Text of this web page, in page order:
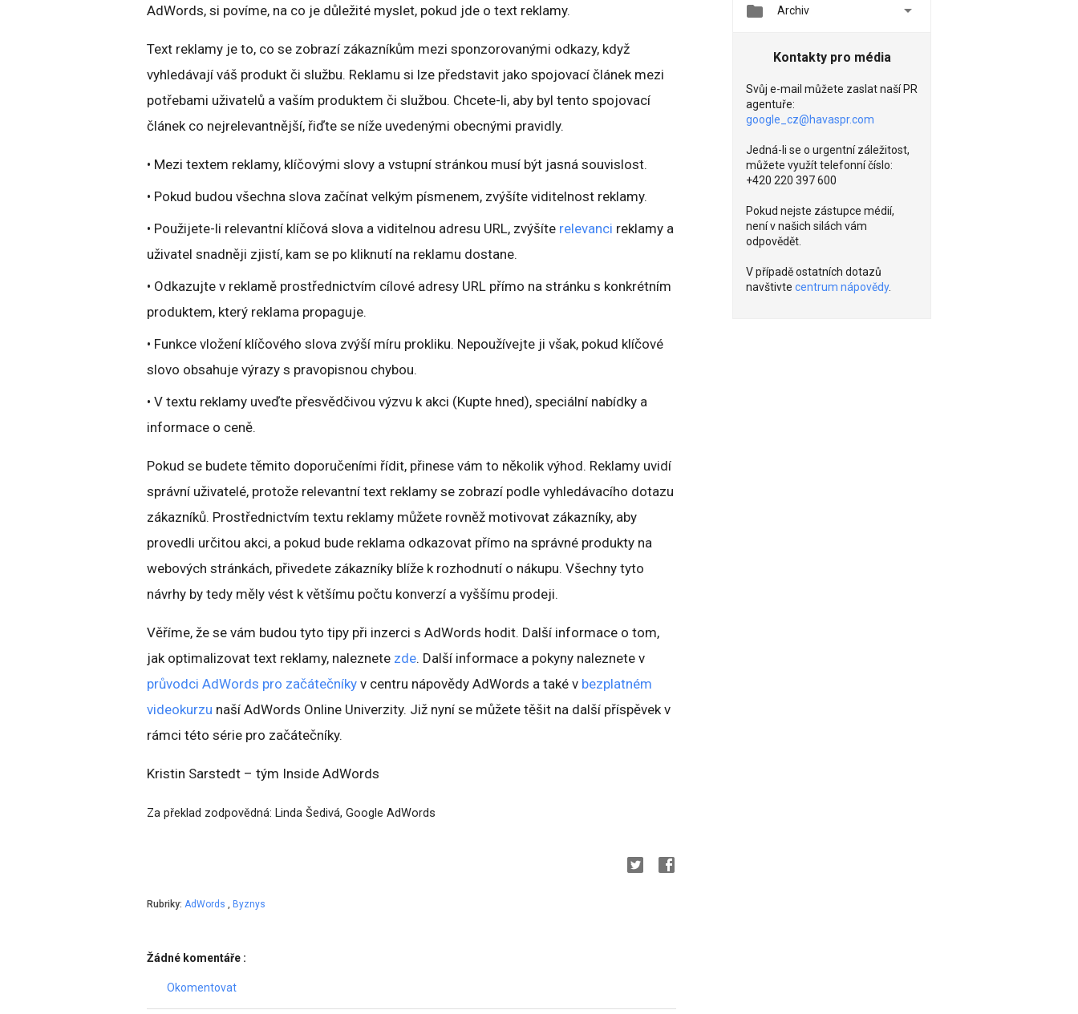
AdWords, si povíme, na co je důležité myslet, pokud jde o text reklamy.
Text reklamy je to, co se zobrazí zákazníkům mezi sponzorovanými odkazy, když
vyhledávají váš produkt či službu. Reklamu si lze představit jako spojovací článek mezi
potřebami uživatelů a vaším produktem či službou. Chcete-li, aby byl tento spojovací
článek co nejrelevantnější, řiďte se níže uvedenými obecnými pravidly.
• Mezi textem reklamy, klíčovými slovy a vstupní stránkou musí být jasná souvislost.
• Pokud budou všechna slova začínat velkým písmenem, zvýšíte viditelnost reklamy.
• Použijete-li relevantní klíčová slova a viditelnou adresu URL, zvýšíte relevanci reklamy a
uživatel snadněji zjistí, kam se po kliknutí na reklamu dostane.
• Odkazujte v reklamě prostřednictvím cílové adresy URL přímo na stránku s konkrétním
produktem, který reklama propaguje.
• Funkce vložení klíčového slova zvýší míru prokliku. Nepoužívejte ji však, pokud klíčové
slovo obsahuje výrazy s pravopisnou chybou.
• V textu reklamy uveďte přesvědčivou výzvu k akci (Kupte hned), speciální nabídky a
informace o ceně.
Pokud se budete těmito doporučeními řídit, přinese vám to několik výhod. Reklamy uvidí
správní uživatelé, protože relevantní text reklamy se zobrazí podle vyhledávacího dotazu
zákazníků. Prostřednictvím textu reklamy můžete rovněž motivovat zákazníky, aby
provedli určitou akci, a pokud bude reklama odkazovat přímo na správné produkty na
webových stránkách, přivedete zákazníky blíže k rozhodnutí o nákupu. Všechny tyto
návrhy by tedy měly vést k většímu počtu konverzí a vyššímu prodeji.
Věříme, že se vám budou tyto tipy při inzerci s AdWords hodit. Další informace o tom,
jak optimalizovat text reklamy, naleznete zde. Další informace a pokyny naleznete v
průvodci AdWords pro začátečníky v centru nápovědy AdWords a také v bezplatném
videokurzu naší AdWords Online Univerzity. Již nyní se můžete těšit na další příspěvek v
rámci této série pro začátečníky.
Kristin Sarstedt – tým Inside AdWords
Za překlad zodpovědná: Linda Šedivá, Google AdWords
Rubriky: AdWords , Byznys
Žádné komentáře :
Okomentovat
 Archiv 
Kontakty pro média
Svůj e-mail můžete zaslat naší PR
agentuře:
google_cz@havaspr.com
Jedná-li se o urgentní záležitost,
můžete využít telefonní číslo:
+420 220 397 600
Pokud nejste zástupce médií,
není v našich silách vám
odpovědět.
V případě ostatních dotazů
navštivte centrum nápovědy.